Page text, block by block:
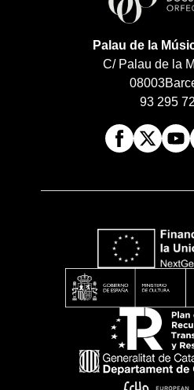
Palau de la
C/ Palau de la
08003
93 295